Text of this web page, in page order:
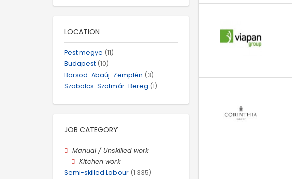
LOCATION
Pest megye (11)
Budapest (10)
Borsod-Abaúj-Zemplén (3)
Szabolcs-Szatmár-Bereg (1)
JOB CATEGORY
Manual / Unskilled work
Kitchen work
Semi-skilled Labour (1 335)